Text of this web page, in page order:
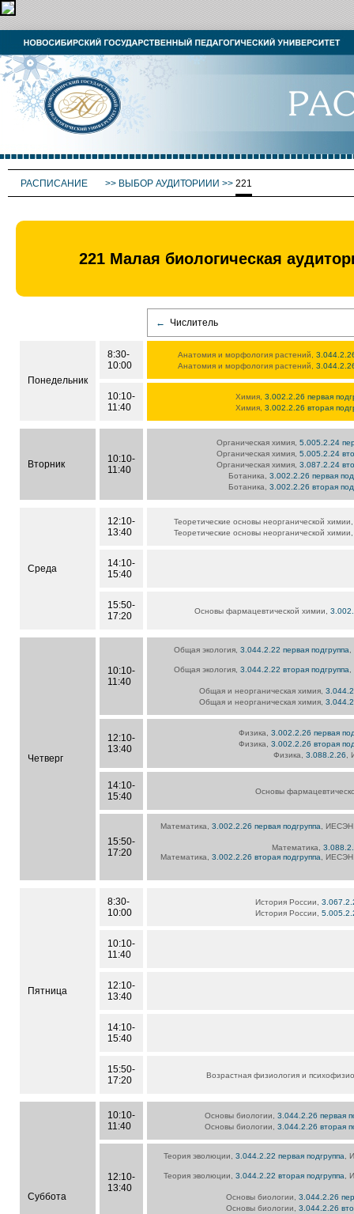
РАСПИСАНИЕ >> ВЫБОР АУДИТОРИИИ >> 221
221 Малая биологическая
← Числитель
Понедельник
8:30-
10:00
Анатомия и морфология растений,
Анатомия и морфология растений,
10:10-
11:40
Химия,3.002.2.26 первая
Химия,3.002.2.26 вторая
Вторник
10:10-
11:40
Органическая химия,5.005.2.24
Органическая химия,5.005.2.24
Органическая химия,3.087.2.24
Ботаника,3.002.2.26 первая
Ботаника,3.002.2.26 вторая
Среда
12:10-
13:40
Теоретические основы неорганической
Теоретические основы неорганической
14:10-
15:40
15:50-
17:20
Основы фармацевтической химии,
Четверг
10:10-
11:40
Общая экология, 3.044.2.22 первая подгруппа
Общая экология, 3.044.2.22 вторая подгруппа
Общая и неорганическая химия,
Общая и неорганическая химия,
12:10-
13:40
Физика,3.002.2.26 первая
Физика,3.002.2.26 вторая
Физика, 3.088.2.26 ,
14:10-
15:40
Основы
15:50-
17:20
Математика,3.002.2.26 первая подгруппа ,
Математика,
Математика,3.002.2.26 вторая подгруппа ,
Пятница
8:30-
10:00
История России,
История России,
10:10-
11:40
12:10-
13:40
14:10-
15:40
15:50-
17:20
Возрастная физиология и
Суббота
10:10-
11:40
Основы биологии,3.044.2.26 первая
Основы биологии,3.044.2.26 вторая
12:10-
13:40
Теория эволюции,3.044.2.22 первая подгруппа ,
Теория эволюции,3.044.2.22 вторая подгруппа ,
Основы биологии, 3.044.2.26
Основы биологии, 3.044.2.26